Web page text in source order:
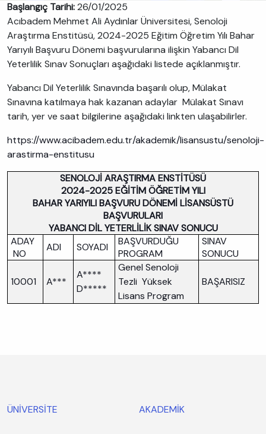
Başlangıç Tarihi:26/01/2025
Acıbadem Mehmet Ali Aydınlar Üniversitesi, Senoloji
Araştırma Enstitüsü, 2024-2025 Eğitim Öğretim Yılı Bahar
Yarıyılı Başvuru Dönemi başvurularına ilişkin Yabancı Dil
Yeterlilik Sınav Sonuçları aşağıdaki listede açıklanmıştır.
Yabancı Dil Yeterlilik Sınavında başarılı olup, Mülakat
Sınavına katılmaya hak kazanan adaylar Mülakat Sınavı
tarih, yer ve saat bilgilerine aşağıdaki linkten ulaşabilirler.
https://www.acibadem.edu.tr/akademik/lisansustu/senoloji-
arastirma-enstitusu
SENOLOJİ ARAŞTIRMA ENSTİTÜSÜ
2024-2025 EĞİTİM ÖĞRETİM YILI
BAHAR YARIYILI BAŞVURU DÖNEMİ LİSANSÜSTÜ
BAŞVURULARI
YABANCI DİL YETERLİLİK SINAV SONUCU
ADAY
NO
ADI SOYADI
BAŞVURDUĞU
PROGRAM
SINAV
SONUCU
10001 A***
A****
D*****
Genel Senoloji
Tezli Yüksek
Lisans Program
BAŞARISIZ
ÜNİVERSİTE AKADEMİK